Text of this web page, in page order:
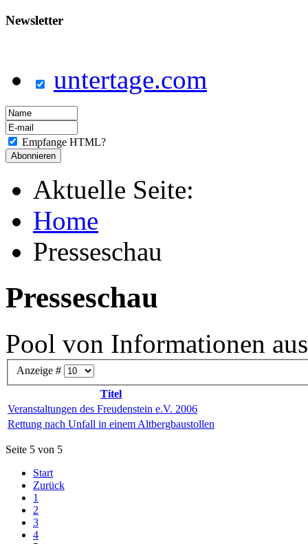
Newsletter
untertage.com
Empfange HTML?
Aktuelle Seite:
Home
Presseschau
Presseschau
Pool von Informationen
Anzeige #
Titel
Veranstaltungen des Freudenstein e.V. 2006
Rettung nach Unfall in einem Altbergbaustollen
Seite 5 von 5
Start
Zurück
1
2
3
4